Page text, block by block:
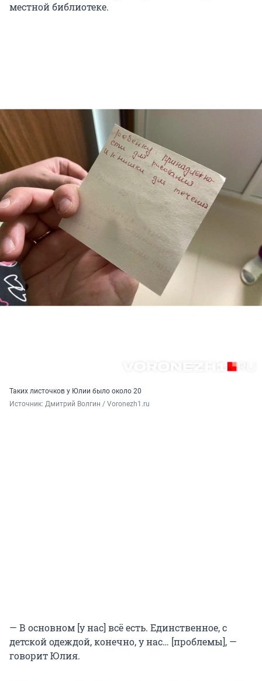
местной библиотеке.
Таких листочков у Юлии было около 20
Источник: Дмитрий Волгин / Voronezh1.ru
— В основном [у нас] всё есть. Единственное, с
детской одеждой, конечно, у нас… [проблемы], —
говорит Юлия.